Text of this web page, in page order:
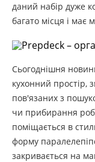
даний набір дуже
багато місця і має
Сьогоднішня
кухонний простір,
пов'язаних з
чи прибирання
поміщається в
форму
закривається на